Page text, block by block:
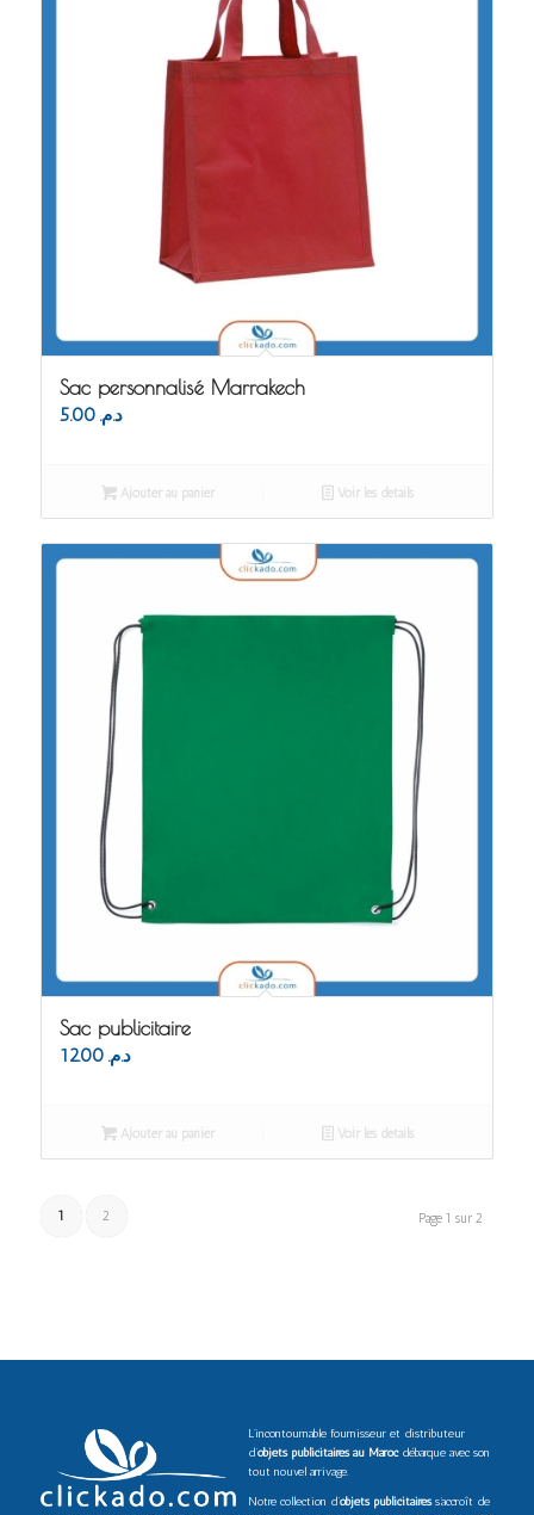
Sac personnalisé Marrakech
د.م. 5.00
Ajouter au panier Voir les détails
Sac publicitaire
د.م. 12.00
Ajouter au panier Voir les détails
Page 1 sur 2
1 2
L’incontournable fournisseur et distributeur
d’objets publicitaires au Marocdébarque avec son
tout nouvel arrivage.
Notre collection d’objets publicitairess’accroît de